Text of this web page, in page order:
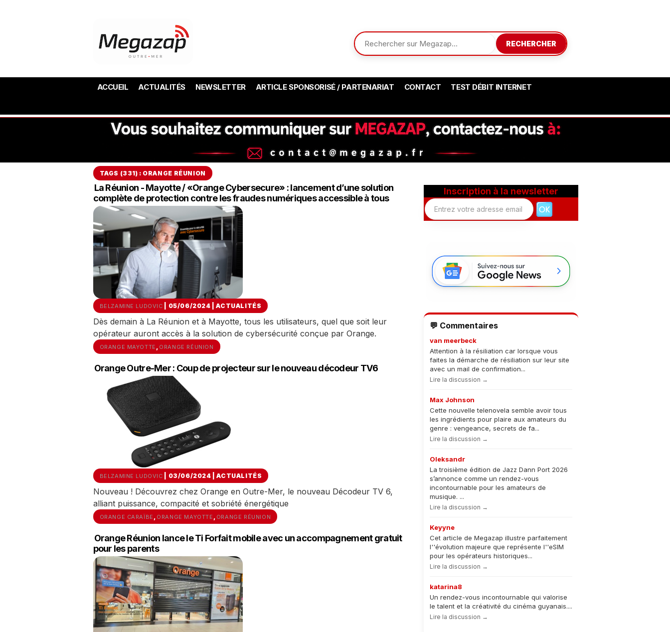
RECHERCHER
ACCUEIL ACTUALITÉS NEWSLETTER ARTICLE SPONSORISÉ / PARTENARIAT CONTACT TEST DÉBIT INTERNET
TAGS (331) : ORANGE RÉUNION
La Réunion - Mayotte / «Orange Cybersecure» : lancement d’une solution
complète de protection contre les fraudes numériques accessible à tous
BELZAMINE LUDOVIC | 05/06/2024 |ACTUALITÉS
Dès demain à La Réunion et à Mayotte, tous les utilisateurs, quel que soit leur
opérateur auront accès à la solution de cybersécurité conçue par Orange.
ORANGE MAYOTTE , ORANGE RÉUNION
Orange Outre-Mer : Coup de projecteur sur le nouveau décodeur TV6
BELZAMINE LUDOVIC | 03/06/2024 |ACTUALITÉS
Nouveau ! Découvrez chez Orange en Outre-Mer, le nouveau Décodeur TV 6,
alliant puissance, compacité et sobriété énergétique
ORANGE CARAÏBE , ORANGE MAYOTTE , ORANGE RÉUNION
Orange Réunion lance le Ti Forfait mobile avec un accompagnement gratuit
pour les parents
Inscription à la newsletter
💬 Commentaires
van meerbeck
Attention à la résiliation car lorsque vous
faites la démarche de résiliation sur leur site
avec un mail de confirmation...
Lire la discussion →
Max Johnson
Cette nouvelle telenovela semble avoir tous
les ingrédients pour plaire aux amateurs du
genre : vengeance, secrets de fa...
Lire la discussion →
Oleksandr
La troisième édition de Jazz Dann Port 2026
s’annonce comme un rendez-vous
incontournable pour les amateurs de
musique. ...
Lire la discussion →
Keyyne
Cet article de Megazap illustre parfaitement
l''évolution majeure que représente l''eSIM
pour les opérateurs historiques...
Lire la discussion →
katarina8
Un rendez-vous incontournable qui valorise
le talent et la créativité du cinéma guyanais....
Lire la discussion →